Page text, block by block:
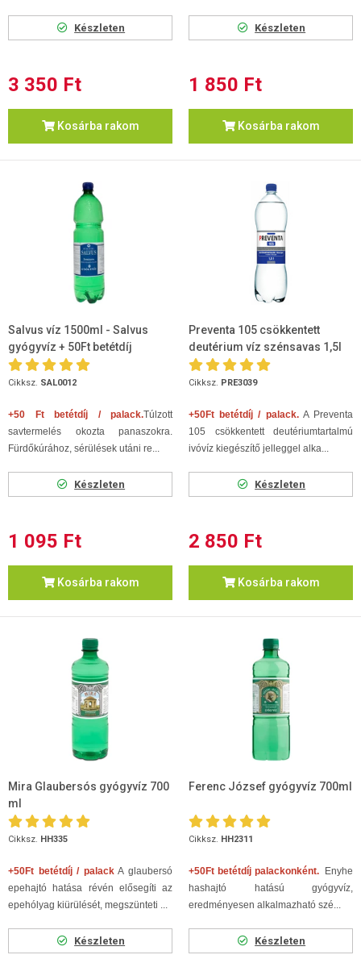
Készleten
3 350 Ft
Kosárba rakom
Készleten
1 850 Ft
Kosárba rakom
Salvus víz 1500ml - Salvus
gyógyvíz + 50Ft betétdíj
Cikksz. SAL0012
+50 Ft betétdíj / palack.Túlzott
savtermelés okozta panaszokra.
Fürdőkúrához, sérülések utáni re...
Készleten
1 095 Ft
Kosárba rakom
Preventa 105 csökkentett
deutérium víz szénsavas 1,5l
Cikksz. PRE3039
+50Ft betétdíj / palack.A Preventa
105 csökkentett deutériumtartalmú
ivóvíz kiegészítő jelleggel alka...
Készleten
2 850 Ft
Kosárba rakom
Mira Glaubersós gyógyvíz 700
ml
Cikksz. HH335
+50Ft betétdíj / palackA glaubersó
epehajtó hatása révén elősegíti az
epehólyag kiürülését, megszünteti ...
Készleten
Ferenc József gyógyvíz 700ml
Cikksz. HH2311
+50Ft betétdíj palackonként.
Enyhe
hashajtó hatású gyógyvíz,
eredményesen alkalmazható szé...
Készleten